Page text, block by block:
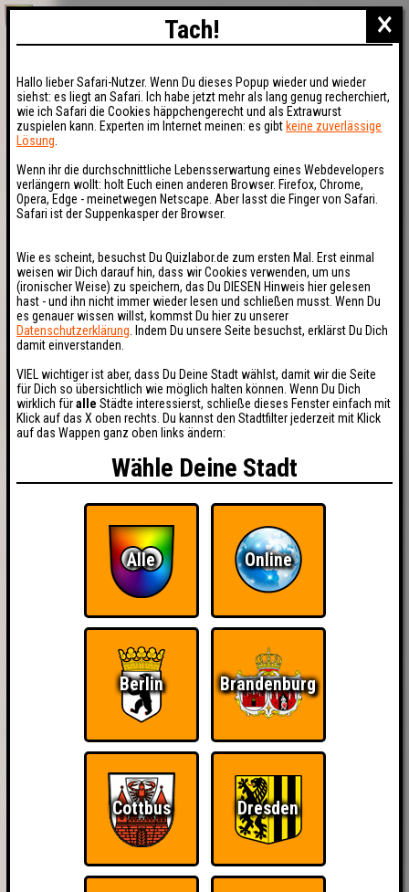
×
Tach!
Hallo lieber Safari-Nutzer. Wenn Du dieses Popup wieder und wieder
siehst: es liegt an Safari. Ich habe jetzt mehr als lang genug recherchiert,
wie ich Safari die Cookies häppchengerecht und als Extrawurst
zuspielen kann. Experten im Internet meinen: es gibt keine zuverlässige
Lösung
Wenn ihr die durchschnittliche Lebensserwartung eines Webdevelopers
verlängern wollt: holt Euch einen anderen Browser. Firefox, Chrome,
Opera, Edge - meinetwegen Netscape. Aber lasst die Finger von Safari.
Safari ist der Suppenkasper der Browser.
Wie es scheint, besuchst Du Quizlabor.de zum ersten Mal. Erst einmal
weisen wir Dich darauf hin, dass wir Cookies verwenden, um uns
(ironischer Weise) zu speichern, das Du DIESEN Hinweis hier gelesen
hast - und ihn nicht immer wieder lesen und schließen musst. Wenn Du
es genauer wissen willst, kommst Du hier zu unserer
Datenschutzerklärung . Indem Du unsere Seite besuchst, erklärst Du Dich
damit einverstanden.
VIEL wichtiger ist aber, dass Du Deine Stadt wählst, damit wir die Seite
für Dich so übersichtlich wie möglich halten können. Wenn Du Dich
wirklich füralle Städte interessierst, schließe dieses Fenster einfach mit
Klick auf das X oben rechts. Du kannst den Stadtfilter jederzeit mit Klick
auf das Wappen ganz oben links ändern:
Wähle Deine Stadt
Alle Online
Berlin Brandenburg
Cottbus Dresden